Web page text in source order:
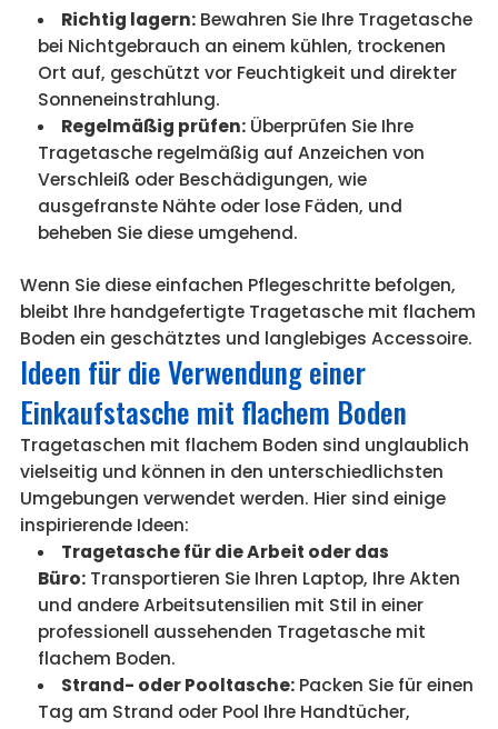
Richtig lagern: Bewahren Sie Ihre Tragetasche
bei Nichtgebrauch an einem kühlen, trockenen
Ort auf, geschützt vor Feuchtigkeit und direkter
Sonneneinstrahlung.
Regelmäßig prüfen: Überprüfen Sie Ihre
Tragetasche regelmäßig auf Anzeichen von
Verschleiß oder Beschädigungen, wie
ausgefranste Nähte oder lose Fäden, und
beheben Sie diese umgehend.
Wenn Sie diese einfachen Pflegeschritte befolgen,
bleibt Ihre handgefertigte Tragetasche mit flachem
Boden ein geschätztes und langlebiges Accessoire.
Ideen für die Verwendung einer
Einkaufstasche mit flachem Boden
Tragetaschen mit flachem Boden sind unglaublich
vielseitig und können in den unterschiedlichsten
Umgebungen verwendet werden. Hier sind einige
inspirierende Ideen:
Tragetasche für die Arbeit oder das
Büro: Transportieren Sie Ihren Laptop, Ihre Akten
und andere Arbeitsutensilien mit Stil in einer
professionell aussehenden Tragetasche mit
flachem Boden.
Strand- oder Pooltasche: Packen Sie für einen
Tag am Strand oder Pool Ihre Handtücher,